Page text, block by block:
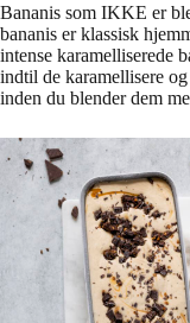
Bananis som IKKE er
bananis er klassisk
intense karamelliserede
indtil de karamellisere
inden du blender dem